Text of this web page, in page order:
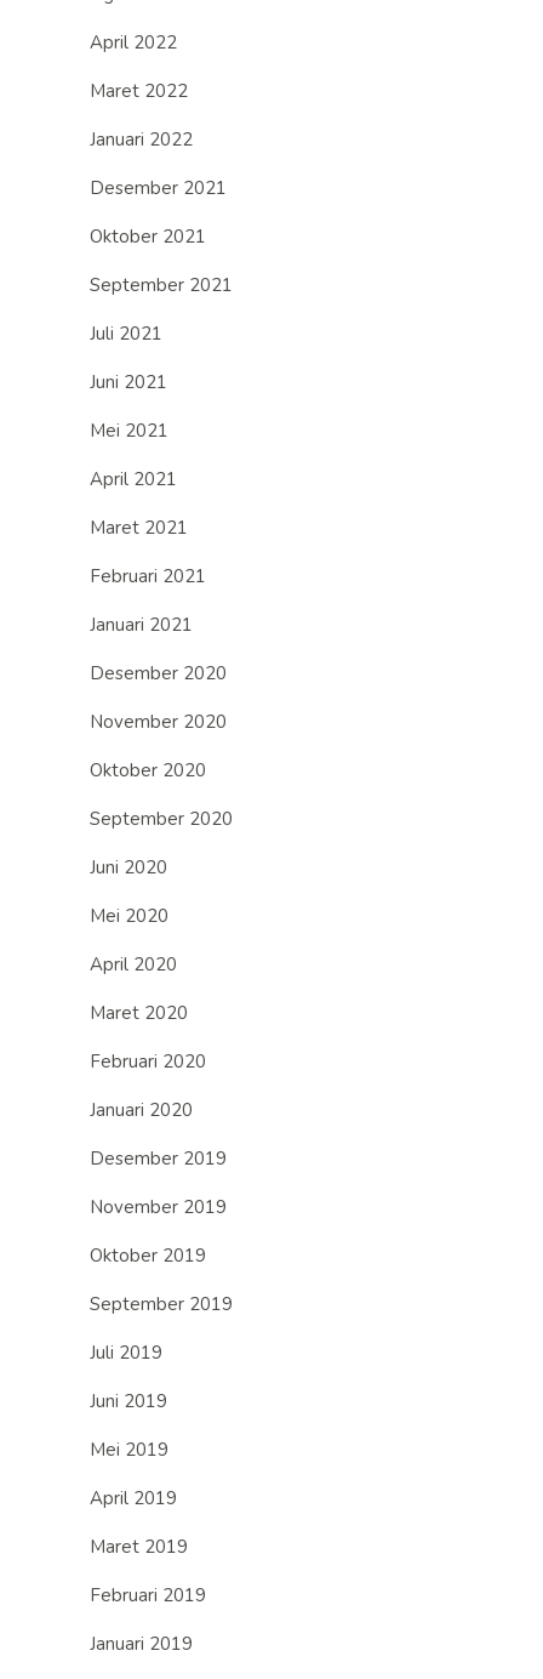
April 2022
Maret 2022
Januari 2022
Desember 2021
Oktober 2021
September 2021
Juli 2021
Juni 2021
Mei 2021
April 2021
Maret 2021
Februari 2021
Januari 2021
Desember 2020
November 2020
Oktober 2020
September 2020
Juni 2020
Mei 2020
April 2020
Maret 2020
Februari 2020
Januari 2020
Desember 2019
November 2019
Oktober 2019
September 2019
Juli 2019
Juni 2019
Mei 2019
April 2019
Maret 2019
Februari 2019
Januari 2019